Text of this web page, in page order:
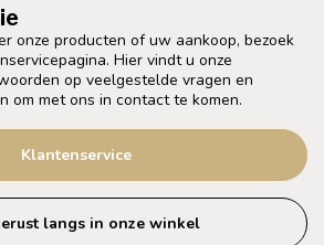
onze producten of uw aankoop, bezoek
Hier vindt u onze
op veelgestelde vragen en
om met ons in contact te komen.
Klantenservice
langs in onze winkel